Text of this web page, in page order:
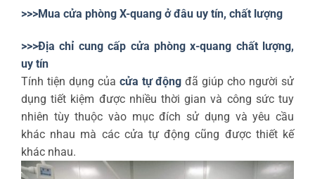
>>>Mua cửa phòng X-quang ở đâu uy tín, chất lượng
>>>Địa chỉ cung cấp cửa phòng x-quang chất lượng,
uy tín
Tính tiện dụng của cửa tự động đã giúp cho người sử
dụng tiết kiệm được nhiều thời gian và công sức tuy
nhiên tùy thuộc vào mục đích sử dụng và yêu cầu
khác nhau mà các cửa tự động cũng được thiết kế
khác nhau.